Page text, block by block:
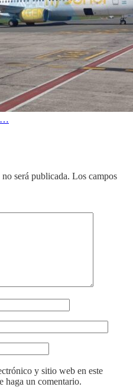
será publicada. Los campos
y sitio web en este
haga un comentario.